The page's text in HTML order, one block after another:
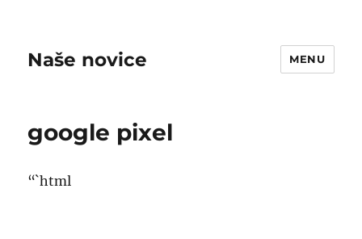
Naše novice MENU
google pixel
“`html